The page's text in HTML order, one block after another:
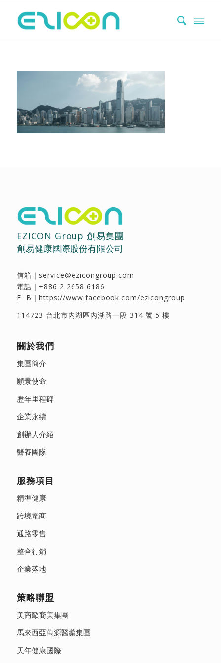
EZICON Group 創易集團
創易健康國際股份有限公司
信箱｜ service@ezicongroup.com
電話｜ +886 2 2658 6186
F B｜ https://www.facebook.com/ezicongroup
114723 台北市內湖區內湖路一段 314 號 5 樓
關於我們
集團簡介
願景使命
歷年里程碑
企業永續
創辦人介紹
醫養團隊
服務項目
精準健康
跨境電商
通路零售
整合行銷
企業落地
策略聯盟
美商歐裔美集團
馬來西亞萬源醫藥集團
天年健康國際